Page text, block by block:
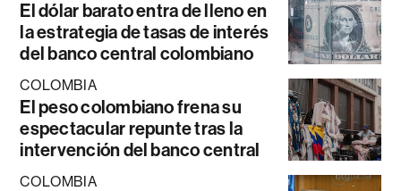
El dólar barato entra de lleno en
la estrategia de tasas de interés
del banco central colombiano
COLOMBIA
El peso colombiano frena su
espectacular repunte tras la
intervención del banco central
COLOMBIA